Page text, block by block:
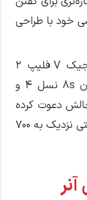
خود با طراحی
به گزارش تریبون اقتصاد؛ آنر با مجیک V فلیپ ۲
و سخت‌افزاری پرقدرت چون اسنپدراگون 8s نسل ۴ و
به چالش دعوت کرده
است؛ ترکیبی از هنر و عملکرد که با قیمتی نزدیک به ۷۰۰